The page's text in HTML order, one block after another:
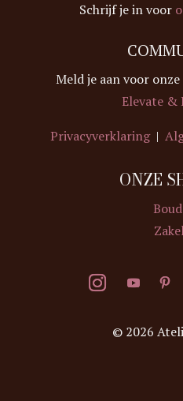
Schrijf je in voor
Meld je aan voor
Elevate &
Privacyverklaring|
ONZE
© 2026